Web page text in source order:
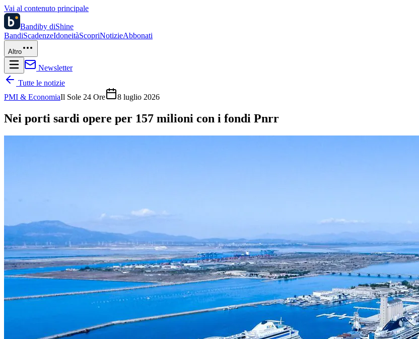
Vai al contenuto principale
Bandiby diShine
BandiScadenzeIdoneitàScopriNotizieAbbonati
Altro
Newsletter
Tutte le notizie
PMI & EconomiaIl Sole 24 Ore 8 luglio 2026
Nei porti sardi opere per 157 milioni con i fondi Pnrr